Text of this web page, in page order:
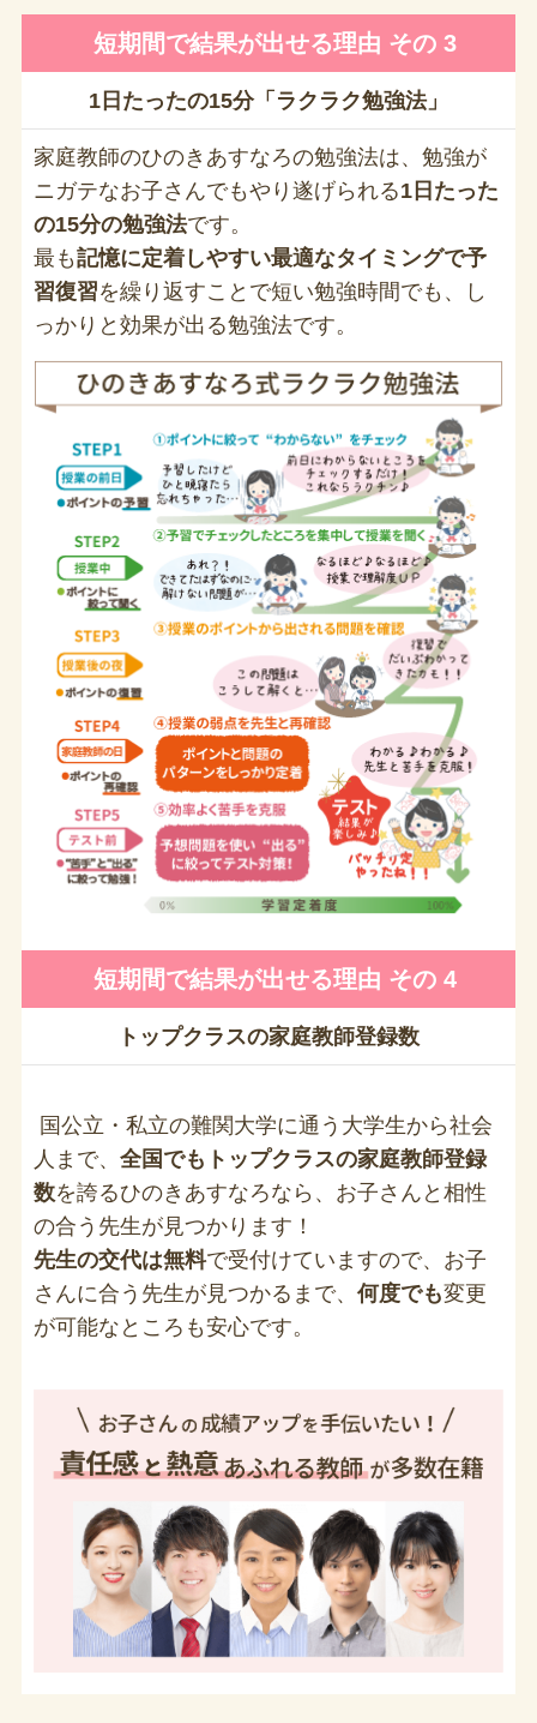
短期間で結果が出せる理由 その 3
1日たったの15分「ラクラク勉強法」
家庭教師のひのきあすなろの勉強法は、勉強が
ニガテなお子さんでもやり遂げられる1日たった
の15分の勉強法です。
最も記憶に定着しやすい最適なタイミングで予
習復習を繰り返すことで短い勉強時間でも、し
っかりと効果が出る勉強法です。
短期間で結果が出せる理由 その 4
トップクラスの家庭教師登録数
国公立・私立の難関大学に通う大学生から社会
人まで、 全国でもトップクラスの家庭教師登録
数を誇るひのきあすなろなら、お子さんと相性
の合う先生が見つかります！
先生の交代は無料で受付けていますので、お子
さんに合う先生が見つかるまで、 何度でも変更
が可能なところも安心です。